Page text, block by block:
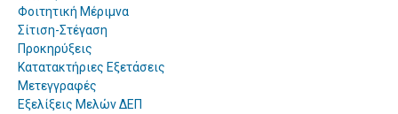
Φοιτητική Μέριμνα
Σίτιση-Στέγαση
Προκηρύξεις
Κατατακτήριες Εξετάσεις
Μετεγγραφές
Εξελίξεις Μελών ΔΕΠ